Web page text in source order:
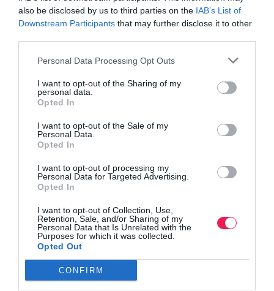
also be disclosed by us to third parties on the IAB’s List of
Downstream Participants that may further disclose it to other
Personal Data Processing Opt Outs
I want to opt-out of the Sharing of my
personal data.
Opted In
I want to opt-out of the Sale of my
Personal Data.
Opted In
I want to opt-out of processing my
Personal Data for Targeted Advertising.
Opted In
I want to opt-out of Collection, Use,
Retention, Sale, and/or Sharing of my
Personal Data that Is Unrelated with the
Purposes for which it was collected.
Opted Out
CONFIRM
Γίνε Συνδρομητής
Όλα τα Τεύχη